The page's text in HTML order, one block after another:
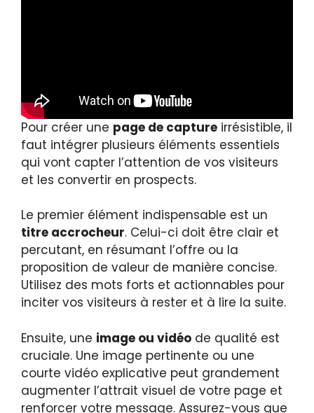
Pour créer une page de capture irrésistible, il
faut intégrer plusieurs éléments essentiels
qui vont capter l’attention de vos visiteurs
et les convertir en prospects.
Le premier élément indispensable est un
titre accrocheur. Celui-ci doit être clair et
percutant, en résumant l’offre ou la
proposition de valeur de manière concise.
Utilisez des mots forts et actionnables pour
inciter vos visiteurs à rester et à lire la suite.
Ensuite, une image ou vidéo de qualité est
cruciale. Une image pertinente ou une
courte vidéo explicative peut grandement
augmenter l’attrait visuel de votre page et
renforcer votre message. Assurez-vous que